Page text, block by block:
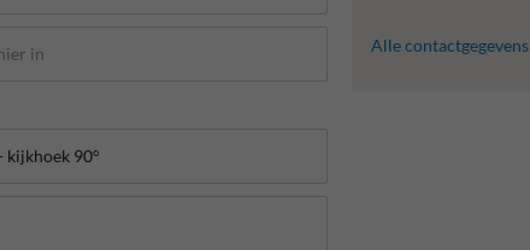
Alle contactgegevens